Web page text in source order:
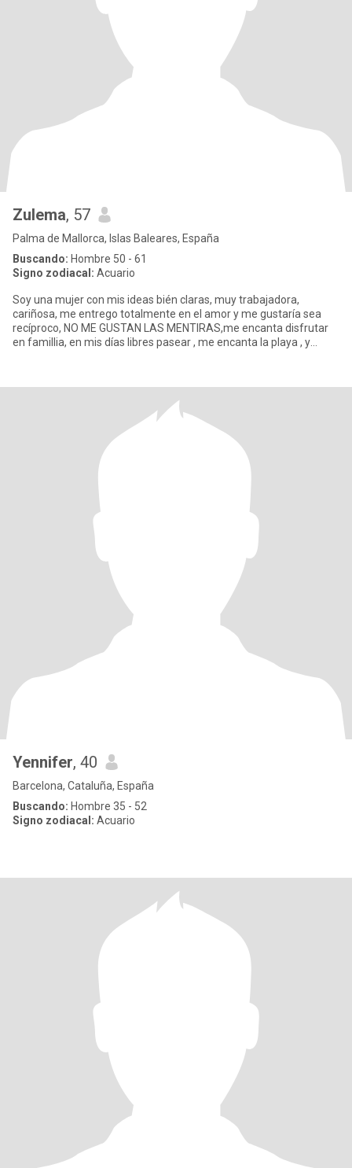
Zulema, 57
Palma de Mallorca, Islas Baleares, España
Buscando: Hombre 50 - 61
Signo zodiacal: Acuario
Soy una mujer con mis ideas bién claras, muy trabajadora,
cariñosa, me entrego totalmente en el amor y me gustaría sea
recíproco, NO ME GUSTAN LAS MENTIRAS,me encanta disfrutar
en famillia, en mis días libres pasear , me encanta la playa , y
Yennifer, 40
Barcelona, Cataluña, España
Buscando: Hombre 35 - 52
Signo zodiacal: Acuario